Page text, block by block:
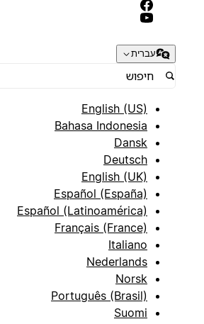
עברית
English (US)
Bahasa Indonesia
Dansk
Deutsch
English (UK)
Español (España)
Español (Latinoamérica)
Français (France)
Italiano
Nederlands
Norsk
Português (Brasil)
Suomi